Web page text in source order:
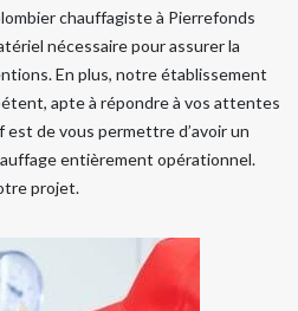
chauffagiste à Pierrefonds
nécessaire pour assurer la
En plus, notre établissement
apte à répondre à vos attentes
de vous permettre d’avoir un
entièrement opérationnel.
projet.